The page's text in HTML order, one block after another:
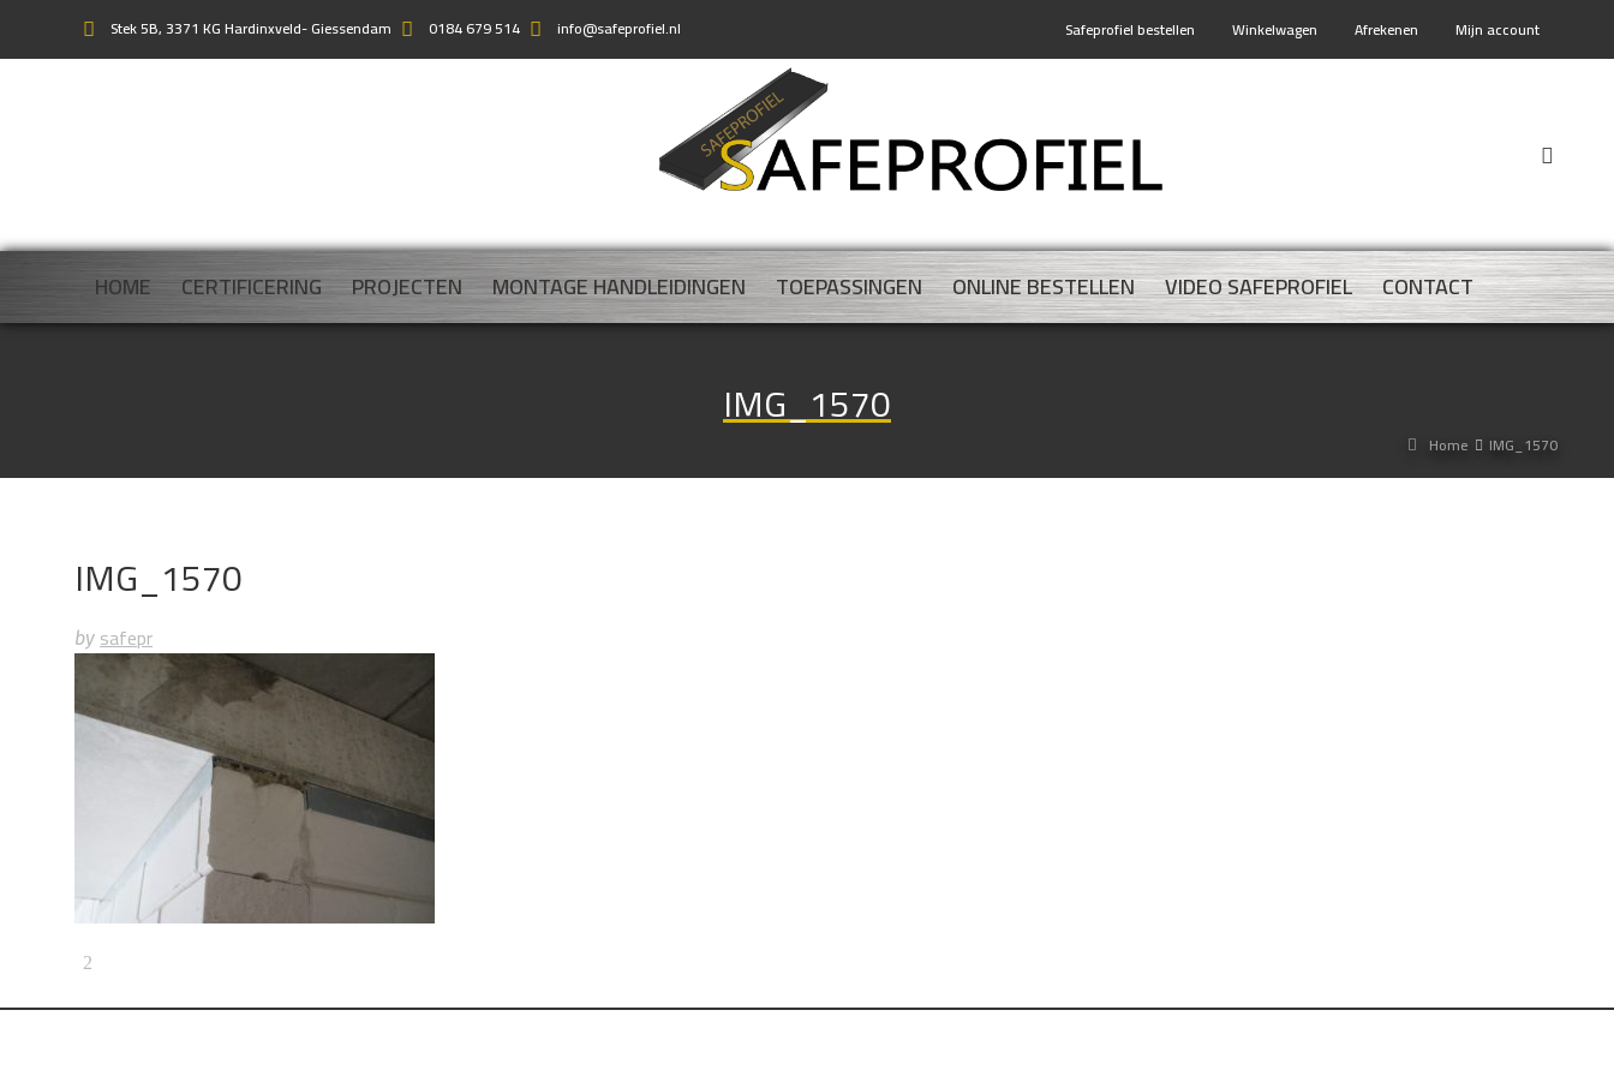
Stek 5B, 3371 KG Hardinxveld- Giessendam 0184 679 514 info@safeprofiel.nl Safeprofiel bestellen Winkelwagen Afrekenen Mijn account
HOME CERTIFICERING PROJECTEN MONTAGE HANDLEIDINGEN TOEPASSINGEN ONLINE BESTELLEN VIDEO SAFEPROFIEL CONTACT
IMG_1570
Home IMG_1570
IMG_1570
by safepr